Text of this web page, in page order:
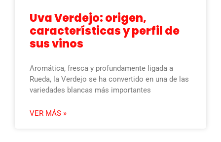
Uva Verdejo: origen,
características y perfil de
sus vinos
Aromática, fresca y profundamente ligada a
Rueda, la Verdejo se ha convertido en una de las
variedades blancas más importantes
VER MÁS »